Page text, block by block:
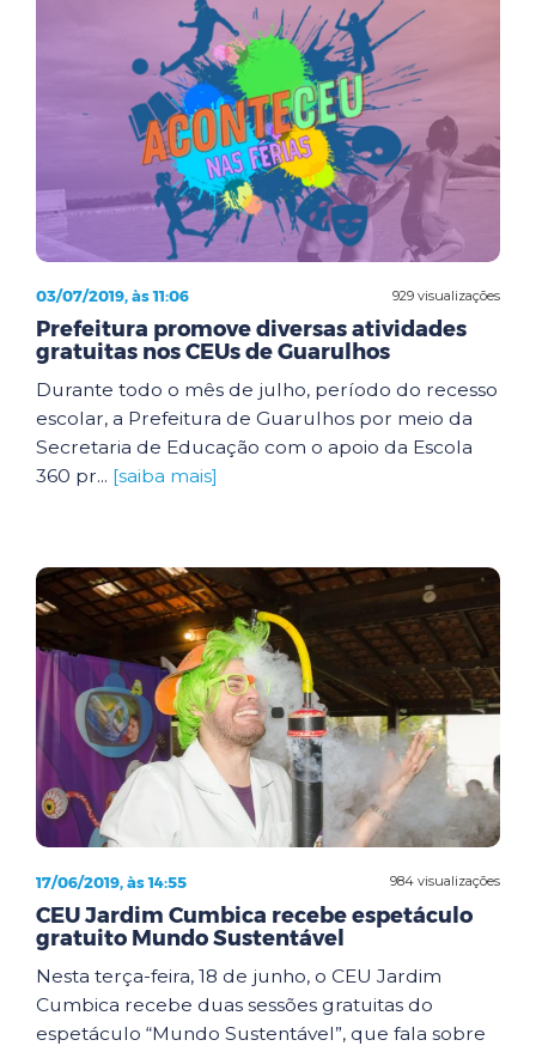
929 visualizações
03/07/2019, às 11:06
Prefeitura promove diversas atividades
gratuitas nos CEUs de Guarulhos
Durante todo o mês de julho, período do recesso
escolar, a Prefeitura de Guarulhos por meio da
Secretaria de Educação com o apoio da Escola
360 pr... [saiba mais]
984 visualizações
17/06/2019, às 14:55
CEU Jardim Cumbica recebe espetáculo
gratuito Mundo Sustentável
Nesta terça-feira, 18 de junho, o CEU Jardim
Cumbica recebe duas sessões gratuitas do
espetáculo “Mundo Sustentável”, que fala sobre